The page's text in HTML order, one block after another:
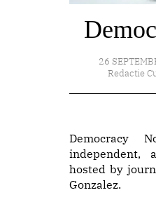
26
Redactie
Democracy
independent,
hosted by
Gonzalez.